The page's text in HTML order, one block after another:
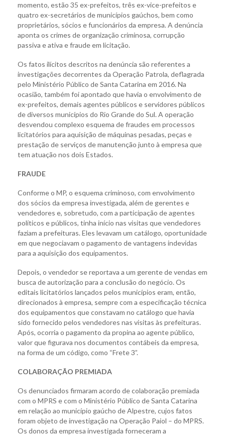
momento, estão 35 ex-prefeitos, três ex-vice-prefeitos e
quatro ex-secretários de municípios gaúchos, bem como
proprietários, sócios e funcionários da empresa. A denúncia
aponta os crimes de organização criminosa, corrupção
passiva e ativa e fraude em licitação.
Os fatos ilícitos descritos na denúncia são referentes a
investigações decorrentes da Operação Patrola, deflagrada
pelo Ministério Público de Santa Catarina em 2016. Na
ocasião, também foi apontado que havia o envolvimento de
ex-prefeitos, demais agentes públicos e servidores públicos
de diversos municípios do Rio Grande do Sul. A operação
desvendou complexo esquema de fraudes em processos
licitatórios para aquisição de máquinas pesadas, peças e
prestação de serviços de manutenção junto à empresa que
tem atuação nos dois Estados.
FRAUDE
Conforme o MP, o esquema criminoso, com envolvimento
dos sócios da empresa investigada, além de gerentes e
vendedores e, sobretudo, com a participação de agentes
políticos e públicos, tinha início nas visitas que vendedores
faziam a prefeituras. Eles levavam um catálogo, oportunidade
em que negociavam o pagamento de vantagens indevidas
para a aquisição dos equipamentos.
Depois, o vendedor se reportava a um gerente de vendas em
busca de autorização para a conclusão do negócio. Os
editais licitatórios lançados pelos municípios eram, então,
direcionados à empresa, sempre com a especificação técnica
dos equipamentos que constavam no catálogo que havia
sido fornecido pelos vendedores nas visitas às prefeituras.
Após, ocorria o pagamento da propina ao agente público,
valor que figurava nos documentos contábeis da empresa,
na forma de um código, como “Frete 3”.
COLABORAÇÃO PREMIADA
Os denunciados firmaram acordo de colaboração premiada
com o MPRS e com o Ministério Público de Santa Catarina
em relação ao município gaúcho de Alpestre, cujos fatos
foram objeto de investigação na Operação Paiol – do MPRS.
Os donos da empresa investigada forneceram a